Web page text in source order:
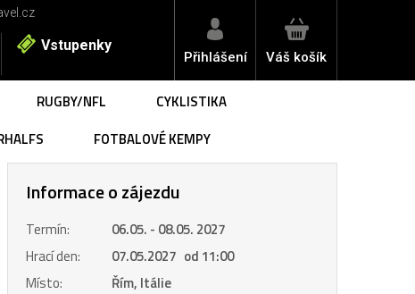
Vstupenky
Přihlášení Váš košík
RUGBY/NFL
CYKLISTIKA
FOTBALOVÉ KEMPY
Informace o zájezdu
Termín:
06.05. - 08.05. 2027
Hrací den:
07.05.2027 od 11:00
Místo:
Řím, Itálie